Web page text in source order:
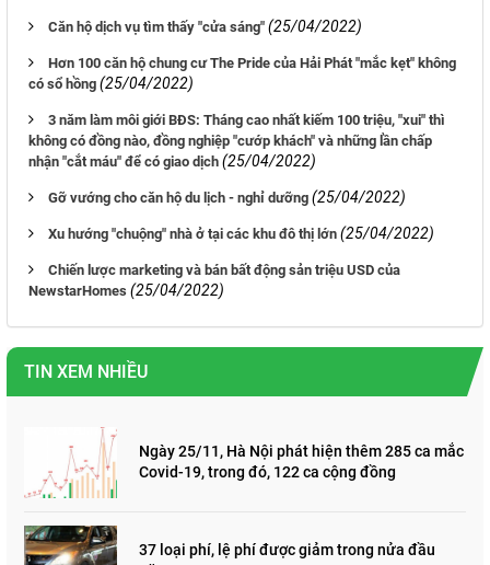
Căn hộ dịch vụ tìm thấy "cửa sáng" (25/04/2022)
Hơn 100 căn hộ chung cư The Pride của Hải Phát "mắc kẹt" không
có sổ hồng (25/04/2022)
3 năm làm môi giới BĐS: Tháng cao nhất kiếm 100 triệu, "xui" thì
không có đồng nào, đồng nghiệp "cướp khách" và những lần chấp
nhận "cắt máu" để có giao dịch (25/04/2022)
Gỡ vướng cho căn hộ du lịch - nghỉ dưỡng (25/04/2022)
Xu hướng "chuộng" nhà ở tại các khu đô thị lớn (25/04/2022)
Chiến lược marketing và bán bất động sản triệu USD của
NewstarHomes (25/04/2022)
TIN XEM NHIỀU
Ngày 25/11, Hà Nội phát hiện thêm 285 ca mắc
Covid-19, trong đó, 122 ca cộng đồng
37 loại phí, lệ phí được giảm trong nửa đầu